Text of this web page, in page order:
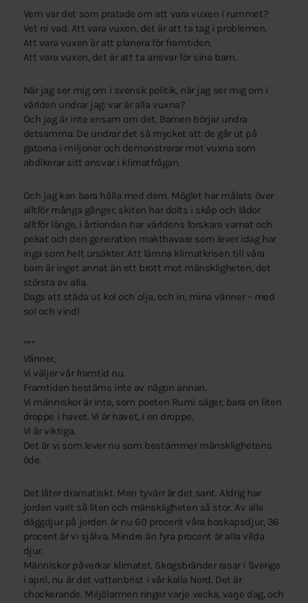
Vem var det som pratade om att vara vuxen i rummet?
Vet ni vad. Att vara vuxen, det är att ta tag i problemen.
Att vara vuxen är att planera för framtiden.
Att vara vuxen, det är att ta ansvar för sina barn.
När jag ser mig om i svensk politik, när jag ser mig om i
världen undrar jag: var är alla vuxna?
Och jag är inte ensam om det. Barnen börjar undra
detsamma. De undrar det så mycket att de går ut på
gatorna i miljoner och demonstrerar mot vuxna som
abdikerar sitt ansvar i klimatfrågan.
Och jag kan bara hålla med dem. Möglet har målats över
alltför många gånger, skiten har dolts i skåp och lådor
alltför länge, i årtionden har världens forskare varnat och
pekat och den generation makthavare som lever idag har
inga som helt ursäkter. Att lämna klimatkrisen till våra
barn är inget annat än ett brott mot mänskligheten, det
största av alla.
Dags att städa ut kol och olja, och in, mina vänner – med
sol och vind!
***
Vänner,
Vi väljer vår framtid nu.
Framtiden bestäms inte av någon annan.
Vi människor är inte, som poeten Rumi säger, bara en liten
droppe i havet. Vi är havet, i en droppe.
Vi är viktiga.
Det är vi som lever nu som bestämmer mänsklighetens
öde.
Det låter dramatiskt. Men tyvärr är det sant. Aldrig har
jorden varit så liten och mänskligheten så stor. Av alla
däggdjur på jorden är nu 60 procent våra boskapsdjur, 36
procent är vi själva. Mindre än fyra procent är alla vilda
djur.
Människor påverkar klimatet. Skogsbränder rasar i Sverige
i april, nu är det vattenbrist i vår kalla Nord. Det är
chockerande. Miljölarmen ringer varje vecka, varje dag, och